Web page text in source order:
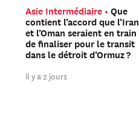
Asie Intermédiaire
Que
contient l’accord que l’Iran
et l’Oman seraient en train
de finaliser pour le transit
dans le détroit d’Ormuz ?
il y a 2 jours